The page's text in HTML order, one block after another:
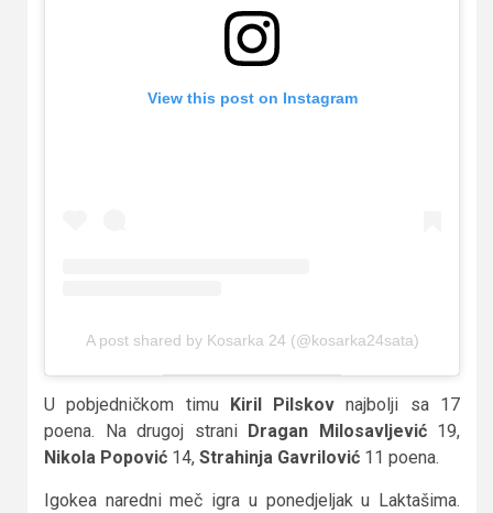
View this post on Instagram
A post shared by Kosarka 24 (@kosarka24sata)
U pobjedničkom timu Kiril Pilskov najbolji sa 17
poena. Na drugoj strani Dragan Milosavljević19,
Nikola Popović 14, Strahinja Gavrilović 11 poena.
Igokea naredni meč igra u ponedjeljak u Laktašima.